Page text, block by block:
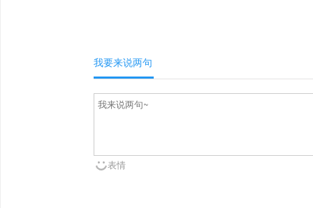
我要来说两句
表情